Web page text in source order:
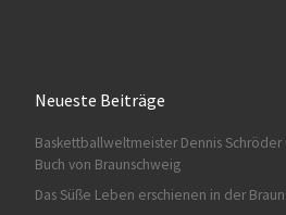
Neueste Beiträge
Baskettballweltmeister Dennis
Buch von Braunschweig
Das Süße Leben erschienen in der